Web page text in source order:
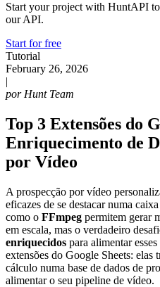
Start your project with HuntAPI
our API.
Start for free
Tutorial
February 26, 2026
|
por Hunt Team
Top 3 Extensões do
Enriquecimento de
por Vídeo
A prospecção por vídeo
eficazes de se destacar numa
como o FFmpeg permitem gerar
em escala, mas o verdadeiro
enriquecidos para alimentar
extensões do Google Sheets:
cálculo numa base de dados de
alimentar o seu pipeline de vídeo.